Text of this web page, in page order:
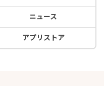
ニュース
アプリストア